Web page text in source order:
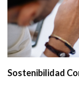
Sostenibilidad